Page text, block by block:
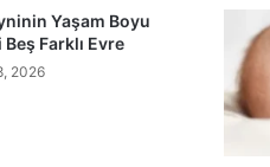
Yaşam Boyu
Farklı Evre
2026